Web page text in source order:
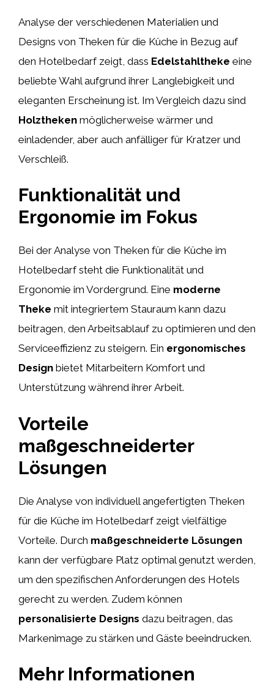
Analyse der verschiedenen Materialien und
Designs von Theken für die Küche in Bezug auf
den Hotelbedarf zeigt, dass Edelstahltheke eine
beliebte Wahl aufgrund ihrer Langlebigkeit und
eleganten Erscheinung ist. Im Vergleich dazu sind
Holztheken möglicherweise wärmer und
einladender, aber auch anfälliger für Kratzer und
Verschleiß.
Funktionalität und
Ergonomie im Fokus
Bei der Analyse von Theken für die Küche im
Hotelbedarf steht die Funktionalität und
Ergonomie im Vordergrund. Eine moderne
Theke mit integriertem Stauraum kann dazu
beitragen, den Arbeitsablauf zu optimieren und den
Serviceeffizienz zu steigern. Ein ergonomisches
Design bietet Mitarbeitern Komfort und
Unterstützung während ihrer Arbeit.
Vorteile
maßgeschneiderter
Lösungen
Die Analyse von individuell angefertigten Theken
für die Küche im Hotelbedarf zeigt vielfältige
Vorteile. Durch maßgeschneiderte Lösungen
kann der verfügbare Platz optimal genutzt werden,
um den spezifischen Anforderungen des Hotels
gerecht zu werden. Zudem können
personalisierte Designs dazu beitragen, das
Markenimage zu stärken und Gäste beeindrucken.
Mehr Informationen